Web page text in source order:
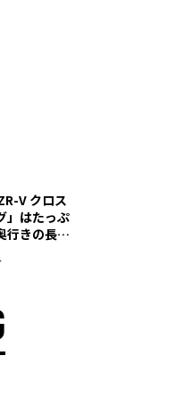
V クロス
」はたっぷ
行きの長い